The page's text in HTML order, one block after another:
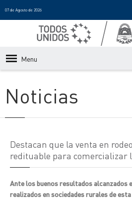
07 de Agosto de 2026
Menu
Noticias
Destacan que la venta en
redituable para comercializar
Ante los buenos resultados
realizados en sociedades rurales de